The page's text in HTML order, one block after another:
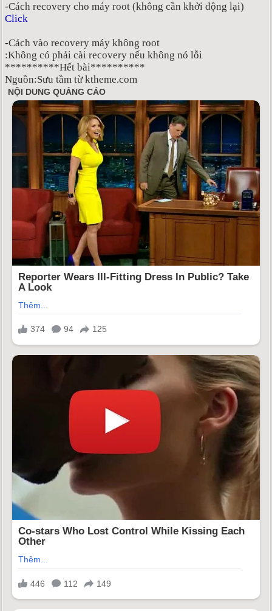
-Cách recovery cho máy root (không cần khởi động lại)
Click
-Cách vào recovery máy không root
:Không có phải cài recovery nếu không nó lỗi
**********Hết bài**********
Nguồn:Sưu tầm từ ktheme.com